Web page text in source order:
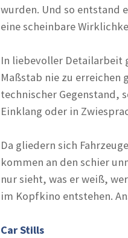
wurden. Und so entstand
eine scheinbare
In liebevoller Detailarbeit
Maßstab nie zu erreichen
technischer Gegenstand,
Einklang oder in
Da gliedern sich
kommen an den schier
nur sieht, was er weiß,
im Kopfkino entstehen.
Car Stills